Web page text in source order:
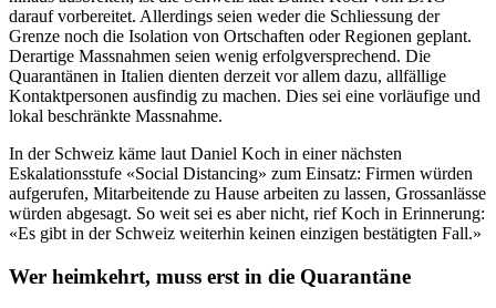
darauf vorbereitet. Allerdings seien weder die Schliessung der
Grenze noch die Isolation von Ortschaften oder Regionen geplant.
Derartige Massnahmen seien wenig erfolgversprechend. Die
Quarantänen in Italien dienten derzeit vor allem dazu, allfällige
Kontaktpersonen ausfindig zu machen. Dies sei eine vorläufige und
lokal beschränkte Massnahme.
In der Schweiz käme laut Daniel Koch in einer nächsten
Eskalationsstufe «Social Distancing» zum Einsatz: Firmen würden
aufgerufen, Mitarbeitende zu Hause arbeiten zu lassen, Grossanlässe
würden abgesagt. So weit sei es aber nicht, rief Koch in Erinnerung:
«Es gibt in der Schweiz weiterhin keinen einzigen bestätigten Fall.»
Wer heimkehrt, muss erst in die Quarantäne